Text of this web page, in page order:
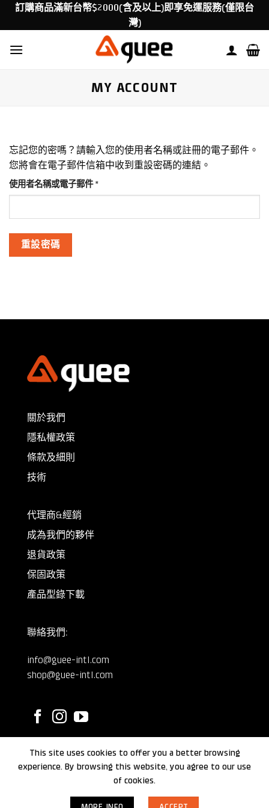
Skip訂購商品滿新台幣$2000(含及以上)即享免運服務(僅限台
灣)
MY ACCOUNT
忘記您的密嗎？請輸入您的使用者名稱或註冊的電子郵件。
您將會在電子郵件信箱中收到重設密碼的連結。
使用者名稱或電子郵件*必
填
重設密碼
關於我們
隱私權政策
條款及細則
技術
代理商&經銷
成為我們的夥伴
退貨政策
保固政策
產品型錄下載
聯絡我們:
info@guee-intl.com
shop@guee-intl.com
©GUEE International2024.
This site uses cookies to offer you a better browsing
experience. By browsing this website, you agree to our use
of cookies.